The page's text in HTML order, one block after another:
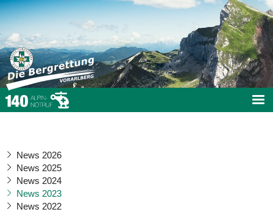
News 2026
News 2025
News 2024
News 2023
News 2022